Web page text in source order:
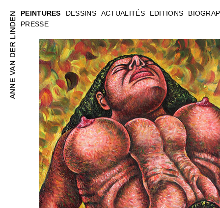
PEINTURES
PRESSE
DESSINS ACTUALITÉS EDITIONS